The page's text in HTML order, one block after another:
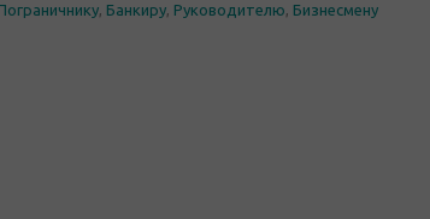
, Банкиру, Руководителю, Бизнесмену